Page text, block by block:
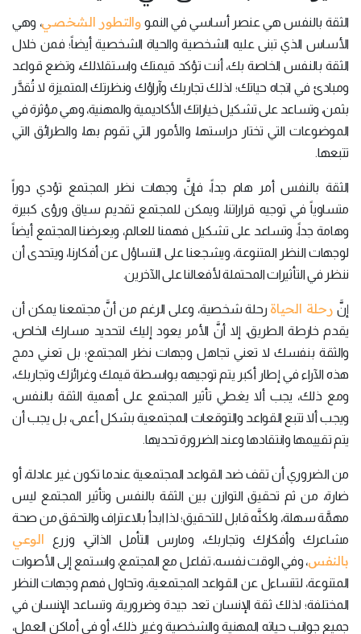
الثقة بالنفس هي عنصر أساسي في النمو والتطور الشخصي، وهي
الأساس الذي تبنى عليه الشخصية والحياة الشخصية أيضاً؛ فمن خلال
الثقة بالنفس الخاصة بك، أنت تؤكد قيمتك واستقلالك، وتضع قواعد
ومبادئ في اتجاه حياتك؛ لذلك تجاربك وآراؤك ونظرتك المتميزة لا تُقدَّر
بثمن، وتساعد على تشكيل خياراتك الأكاديمية والمهنية، وهي مؤثرة في
الموضوعات التي تختار دراستها، والأمور التي تقوم بها، والطرائق التي
تتبعها.
الثقة بالنفس أمر هام جداً، فإنَّ وجهات نظر المجتمع تؤدي دوراً
متساوياً في توجيه قراراتنا، ويمكن للمجتمع تقديم سياق ورؤى كبيرة
وهامة جداً، وتساعد على تشكيل فهمنا للعالم، ويعرضنا المجتمع أيضاً
لوجهات النظر المتنوعة، ويشجعنا على التساؤل عن أفكارنا، ويتحدى أن
ننظر في التأثيرات المحتملة لأفعالنا على الآخرين.
إنَّ رحلة الحياة رحلة شخصية، وعلى الرغم من أنَّ مجتمعنا يمكن أن
يقدم خارطة الطريق، إلا أنَّ الأمر يعود إليك لتحديد مسارك الخاص،
والثقة بنفسك لا تعني تجاهل وجهات نظر المجتمع؛ بل تعني دمج
هذه الآراء في إطار أكبر يتم توجيهه بواسطة قيمك وغرائزك وتجاربك،
ومع ذلك، يجب ألا يغطي تأثير المجتمع على أهمية الثقة بالنفس،
ويجب ألا تتبع القواعد والتوقعات المجتمعية بشكل أعمى، بل يجب أن
يتم تقييمها وانتقادها وعند الضرورة تحديها.
من الضروري أن تقف ضد القواعد المجتمعية عندما تكون غير عادلة، أو
ضارة، من ثم تحقيق التوازن بين الثقة بالنفس وتأثير المجتمع ليس
مهمَّة سهلة، ولكنَّه قابل للتحقيق؛ لذا ابدأ بالاعتراف والتحقق من صحة
مشاعرك وأفكارك وتجاربك، ومارس التأمل الذاتي، وزرع الوعي
بالنفس، وفي الوقت نفسه، تفاعل مع المجتمع، واستمع إلى الأصوات
المتنوعة، لتتساءل عن القواعد المجتمعية، وتحاول فهم وجهات النظر
المختلفة؛ لذلك ثقة الإنسان تعد جيدة وضرورية، وتساعد الإنسان في
جميع جوانب حياته المهنية والشخصية وغير ذلك، أو في أماكن العمل،